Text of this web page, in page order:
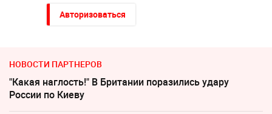
Авторизоваться
НОВОСТИ ПАРТНЕРОВ
"Какая наглость!" В Британии поразились удару
России по Киеву